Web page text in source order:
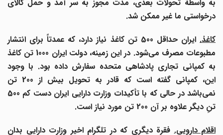
به واسطة تحولات بعدی، مدت مجوز به سر آمد و حمل کالای
درخواستی ما غیر ممکن شد.
کاغذ.
ایران حداقل 500 تن کاغذ نیاز دارد، که عمدتاً برای انتشار
مطبوعات مصرف می
شود. در این زمینه، دولت ایران 1000 تن کاغذ
به کمپانی تجاری پادشاهی متحده سفارش داده بود. با وجود
این، کمپانی گفته است که قادر به تحویل بیش از 200 تن
نمی
باشد در حالی که با تأکیدات وزارت دارایی ایران دست کم 500
تنِ دیگر علاوه بر آن 200 تن مورد نیاز است.
اقلام دارویی.فقرة دیگری که در تلگرام اخیرِ وزارت دارایی بدان